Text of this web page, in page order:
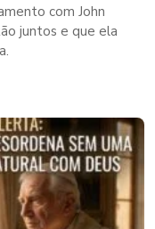
com John
juntos e que ela